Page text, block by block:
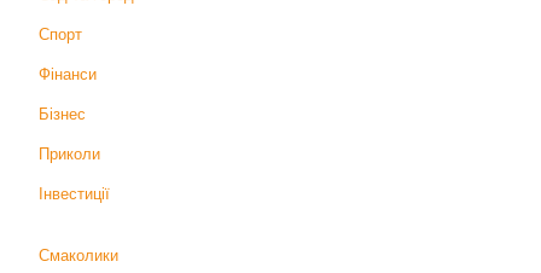
Спорт
Фінанси
Бізнес
Приколи
Інвестиції
Смаколики